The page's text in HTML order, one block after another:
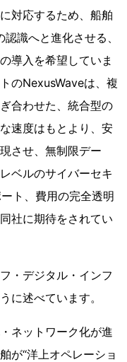
対応するため、船舶
識へと進化させる、
導入を希望していま
のNexusWaveは、複
合わせた、統合型の
速度はもとより、安
させ、無制限デー
ベルのサイバーセキ
ト、費用の完全透明
社に期待をされてい
・デジタル・インフ
に述べています。
ネットワーク化が進
が“洋上オペレーショ